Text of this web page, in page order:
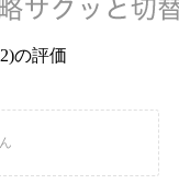
の評価